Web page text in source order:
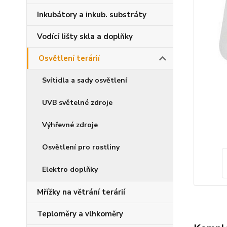
Inkubátory a inkub. substráty
Vodící lišty skla a doplňky
Osvětlení terárií
Svítidla a sady osvětlení
UVB světelné zdroje
Výhřevné zdroje
Osvětlení pro rostliny
Elektro doplňky
Mřížky na větrání terárií
Teploměry a vlhkoměry